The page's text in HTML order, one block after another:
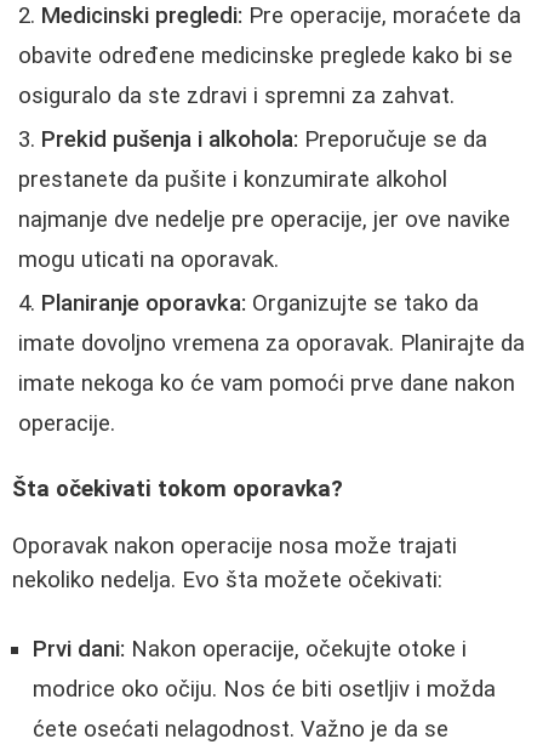
Medicinski pregledi: Pre operacije, moraćete da
obavite određene medicinske preglede kako bi se
osiguralo da ste zdravi i spremni za zahvat.
Prekid pušenja i alkohola: Preporučuje se da
prestanete da pušite i konzumirate alkohol
najmanje dve nedelje pre operacije, jer ove navike
mogu uticati na oporavak.
Planiranje oporavka: Organizujte se tako da
imate dovoljno vremena za oporavak. Planirajte da
imate nekoga ko će vam pomoći prve dane nakon
operacije.
Šta očekivati tokom oporavka?
Oporavak nakon operacije nosa može trajati
nekoliko nedelja. Evo šta možete očekivati:
Prvi dani: Nakon operacije, očekujte otoke i
modrice oko očiju. Nos će biti osetljiv i možda
ćete osećati nelagodnost. Važno je da se